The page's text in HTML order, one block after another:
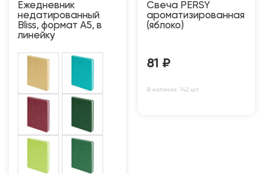
Ежедневник
недатированный
Bliss, формат А5, в
линейку
Свеча PERSY
ароматизированная
(яблоко)
81 ₽
В наличии: 142 шт